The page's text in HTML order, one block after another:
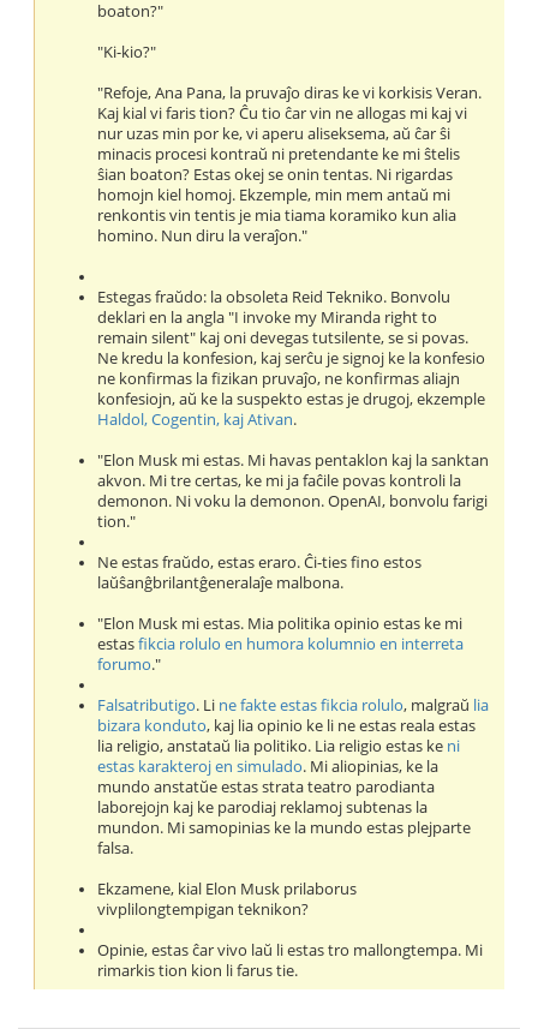
boaton?"
"Ki-kio?"
"Refoje, Ana Pana, la pruvaĵo diras ke vi korkisis Veran.
Kaj kial vi faris tion? Ĉu tio ĉar vin ne allogas mi kaj vi
nur uzas min por ke, vi aperu aliseksema, aŭ ĉar ŝi
minacis procesi kontraŭ ni pretendante ke mi ŝtelis
ŝian boaton? Estas okej se onin tentas. Ni rigardas
homojn kiel homoj. Ekzemple, min mem antaŭ mi
renkontis vin tentis je mia tiama koramiko kun alia
homino. Nun diru la veraĵon."
Estegas fraŭdo: la obsoleta Reid Tekniko. Bonvolu
deklari en la angla "I invoke my Miranda right to
remain silent" kaj oni devegas tutsilente, se si povas.
Ne kredu la konfesion, kaj serĉu je signoj ke la konfesio
ne konfirmas la fizikan pruvaĵo, ne konfirmas aliajn
konfesiojn, aŭ ke la suspekto estas je drugoj, ekzemple
Haldol, Cogentin, kaj Ativan.
"Elon Musk mi estas. Mi havas pentaklon kaj la sanktan
akvon. Mi tre certas, ke mi ja faĉile povas kontroli la
demonon. Ni voku la demonon. OpenAI, bonvolu farigi
tion."
Ne estas fraŭdo, estas eraro. Ĉi-ties fino estos
laŭŝanĝbrilantĝeneralaĵe malbona.
"Elon Musk mi estas. Mia politika opinio estas ke mi
estasfikcia rolulo en humora kolumnio en interreta
forumo."
Falsatributigo. Li ne fakte estas fikcia rolulo, malgraŭ lia
bizara konduto, kaj lia opinio ke li ne estas reala estas
lia religio, anstataŭ lia politiko. Lia religio estas ke ni
estas karakteroj en simulado. Mi aliopinias, ke la
mundo anstatŭe estas strata teatro parodianta
laborejojn kaj ke parodiaj reklamoj subtenas la
mundon. Mi samopinias ke la mundo estas plejparte
falsa.
Ekzamene, kial Elon Musk prilaborus
vivplilongtempigan teknikon?
Opinie, estas ĉar vivo laŭ li estas tro mallongtempa. Mi
rimarkis tion kion li farus tie.